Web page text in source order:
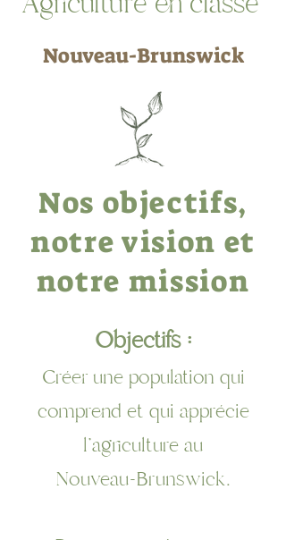
Nouveau-Brunswick
Nos objectifs,
notre vision et
notre mission
Objectifs :
Créer une population qui
comprend et qui apprécie
l'agriculture au
Nouveau-Brunswick.